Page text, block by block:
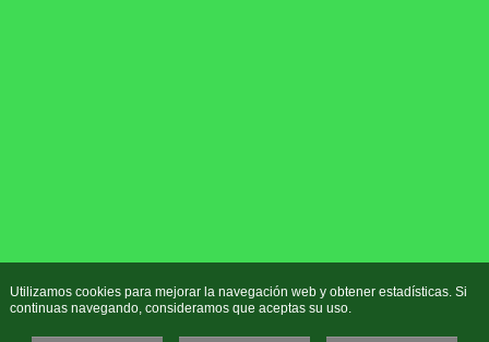
Utilizamos cookies para mejorar la navegación web y obtener estadísticas. Si
continuas navegando, consideramos que aceptas su uso.